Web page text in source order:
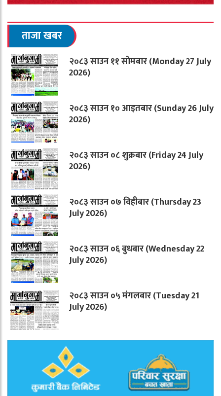
ताजा खबर
२०८३ साउन ११ सोमबार (Monday 27 July
2026)
२०८३ साउन १० आइतबार (Sunday 26 July
2026)
२०८३ साउन ०८ शुक्रबार (Friday 24 July
2026)
२०८३ साउन ०७ विहीबार (Thursday 23
July 2026)
२०८३ साउन ०६ बुधबार (Wednesday 22
July 2026)
२०८३ साउन ०५ मंगलबार (Tuesday 21
July 2026)